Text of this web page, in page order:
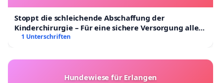
Stoppt die schleichende Abschaffung der
Kinderchirurgie – Für eine sichere Versorgung aller
Kinder in Deutschland
1 Unterschriften
Hundewiese für Erlangen